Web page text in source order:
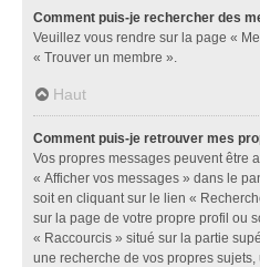
Comment puis-je rechercher des
Veuillez vous rendre sur la page «
« Trouver un membre ».
Haut
Comment puis-je retrouver mes
Vos propres messages peuvent être
« Afficher vos messages » dans le
soit en cliquant sur le lien «
sur la page de votre propre profil ou
« Raccourcis » situé sur la partie
une recherche de vos propres